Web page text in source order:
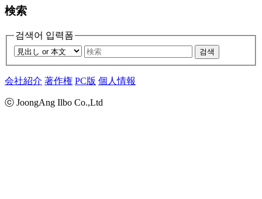
検索
검색어 입력폼
검색
会社紹介 著作権 PC版 個人情報
ⓒ JoongAng Ilbo Co.,Ltd